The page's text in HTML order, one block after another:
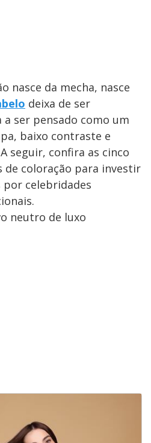
nasce da mecha, nasce
deixa de ser
ser pensado como um
baixo contraste e
seguir, confira as cinco
de coloração para investir
por celebridades
neutro de luxo